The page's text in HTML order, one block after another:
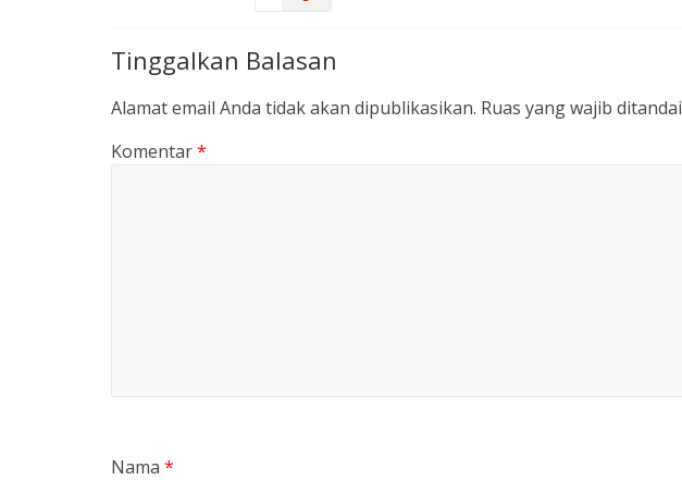
Tinggalkan Balasan
Alamat email Anda tidak akan dipublikasikan. Ruas yang wajib ditandai
Komentar*
Nama *